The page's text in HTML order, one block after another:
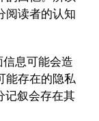
阅读者的认知
息可能会造
能存在的隐私
记叙会存在其